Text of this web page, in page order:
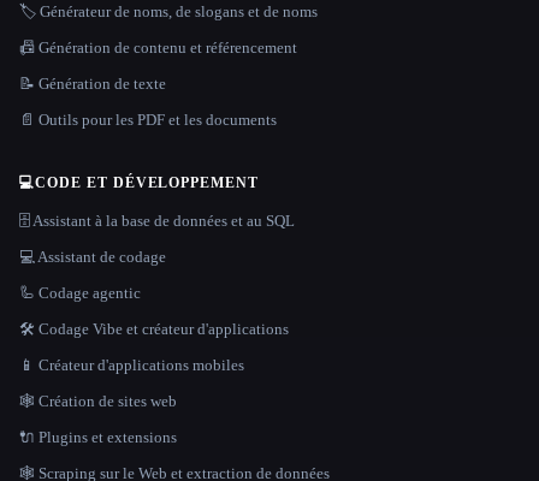
🏷️ Générateur de noms, de slogans et de noms
📠 Génération de contenu et référencement
📝 Génération de texte
📄 Outils pour les PDF et les documents
💻CODE ET DÉVELOPPEMENT
🗄️ Assistant à la base de données et au SQL
💻 Assistant de codage
🦾 Codage agentic
🛠️ Codage Vibe et créateur d'applications
📱 Créateur d'applications mobiles
🕸 Création de sites web
🔌 Plugins et extensions
🕸️ Scraping sur le Web et extraction de données